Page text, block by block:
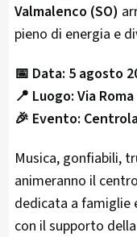
Valmalenco (SO)
pieno di energia e
📅 Data: 5 agosto
📍 Luogo: Via
🎉 Evento:
Musica, gonfiabili,
animeranno il
dedicata a famiglie
con il supporto